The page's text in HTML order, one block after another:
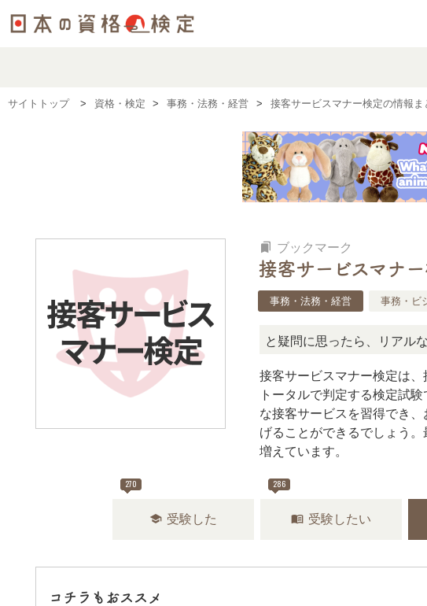
サイトトップ 資格・検定 事務・法務・経営 接客サービスマナー検定の情報ま
bookmarks ブックマーク
接客サービスマナ
事務・法務・経営 事務・ビ
の検定、難しい？」「どんな試験？」と疑問に思ったら、リアルな口コ
接客サービスマナー検定は
トータルで判定する検定試
な接客サービスを習得でき
げることができるでしょう
増えています。
270
school 受験した
286
menu_book 受験したい
コチラもおススメ